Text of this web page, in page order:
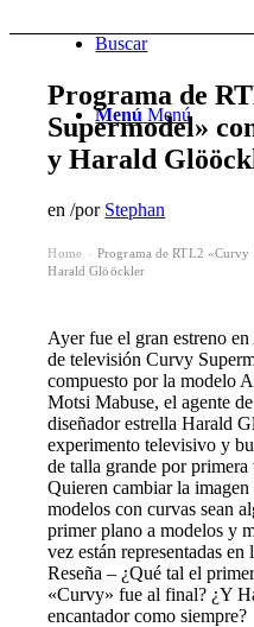
Buscar
Menú Menú
Programa de
Supermodel»
y Harald
en/por Stephan
Home
Programa de RTL2
Harald Glööckler
Ayer fue el gran estreno
de televisión Curvy
compuesto por la modelo
Motsi Mabuse, el agente
diseñador estrella Harald
experimento televisivo y
de talla grande por
Quieren cambiar la
modelos con curvas sean
primer plano a modelos y
vez están representadas
Reseña – ¿Qué tal el
«Curvy» fue al final? ¿Y
encantador como siempre?